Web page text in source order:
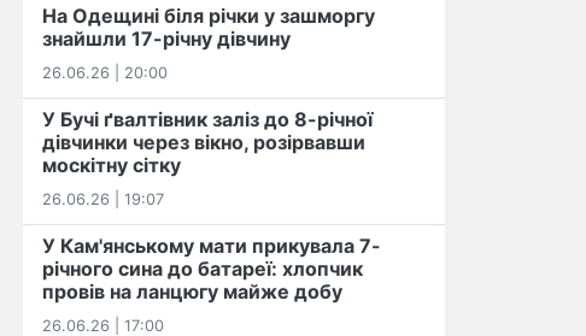
На Одещині біля річки у зашморгу
знайшли 17-річну дівчину
26.06.26 | 20:00
У Бучі ґвалтівник заліз до 8-річної
дівчинки через вікно, розірвавши
москітну сітку
26.06.26 | 19:07
У Кам'янському мати прикувала 7-
річного сина до батареї: хлопчик
провів на ланцюгу майже добу
26.06.26 | 17:00